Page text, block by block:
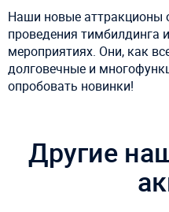
Наши новые аттракционы
проведения тимбилдинга
мероприятиях. Они, как
долговечные и
опробовать новинки!
Другие